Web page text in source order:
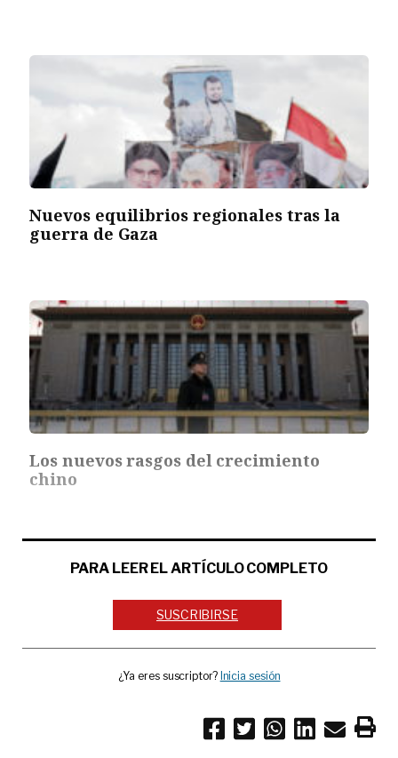
Nuevos equilibrios regionales tras la
guerra de Gaza
Los nuevos rasgos del crecimiento
chino
PARA LEER EL ARTÍCULO COMPLETO
SUSCRIBIRSE
¿Ya eres suscriptor? Inicia sesión